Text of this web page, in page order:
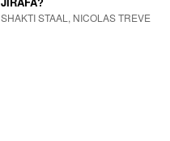
SHAKTI STAAL, NICOLAS TREVE